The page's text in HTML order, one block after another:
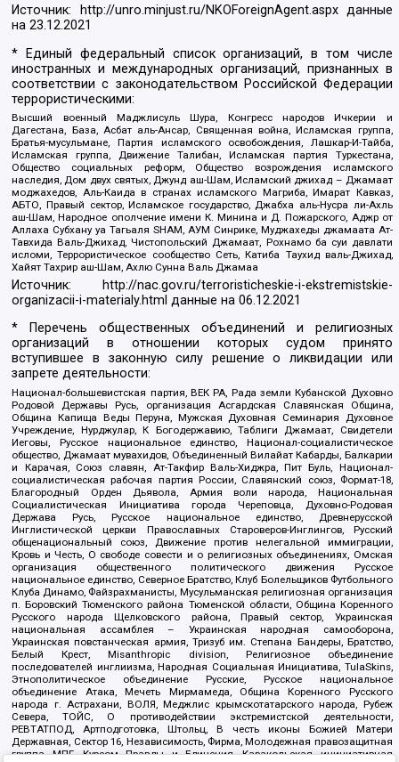
Источник: http://unro.minjust.ru/NKOForeignAgent.aspxданные
на23.12.2021
* Единый федеральный список организаций, в том числе
иностранных и международных организаций, признанных в
соответствии с законодательством Российской Федерации
террористическими:
Высший военный Маджлисуль Шура, Конгресс народов Ичкерии и
Дагестана, База, Асбат аль-Ансар, Священная война, Исламская группа,
Братья-мусульмане, Партия исламского освобождения, Лашкар-И-Тайба,
Исламская группа, Движение Талибан, Исламская партия Туркестана,
Общество социальных реформ, Общество возрождения исламского
наследия, Дом двух святых, Джунд аш-Шам, Исламский джихад – Джамаат
моджахедов, Аль-Каида в странах исламского Магриба, Имарат Кавказ,
АБТО, Правый сектор, Исламское государство, Джабха аль-Нусра ли-Ахль
аш-Шам, Народное ополчение имени К. Минина и Д. Пожарского, Аджр от
Аллаха Субхану уа Тагьаля SHAM, АУМ Синрике, Муджахеды джамаата Ат-
Тавхида Валь-Джихад, Чистопольский Джамаат, Рохнамо ба суи давлати
исломи, Террористическое сообщество Сеть, Катиба Таухид валь-Джихад,
Хайят Тахрир аш-Шам, Ахлю Сунна Валь Джамаа
Источник:
http://nac.gov.ru/terroristicheskie-i-ekstremistskie-
organizacii-i-materialy.html данные на06.12.2021
* Перечень общественных объединений и религиозных
организаций в отношении которых судом принято
вступившее в законную силу решение о ликвидации или
запрете деятельности:
Национал-большевистская партия, ВЕК РА, Рада земли Кубанской Духовно
Родовой Державы Русь, организация Асгардская Славянская Община,
Община Капища Веды Перуна, Мужская Духовная Семинария Духовное
Учреждение, Нурджулар, К Богодержавию, Таблиги Джамаат, Свидетели
Иеговы, Русское национальное единство, Национал-социалистическое
общество, Джамаат мувахидов, Объединенный Вилайат Кабарды, Балкарии
и Карачая, Союз славян, Ат-Такфир Валь-Хиджра, Пит Буль, Национал-
социалистическая рабочая партия России, Славянский союз, Формат-18,
Благородный Орден Дьявола, Армия воли народа, Национальная
Социалистическая Инициатива города Череповца, Духовно-Родовая
Держава Русь, Русское национальное единство, Древнерусской
Инглистической церкви Православных Староверов-Инглингов, Русский
общенациональный союз, Движение против нелегальной иммиграции,
Кровь и Честь, О свободе совести и о религиозных объединениях, Омская
организация общественного политического движения Русское
национальное единство, Северное Братство, Клуб Болельщиков Футбольного
Клуба Динамо, Файзрахманисты, Мусульманская религиозная организация
п. Боровский Тюменского района Тюменской области, Община Коренного
Русского народа Щелковского района, Правый сектор, Украинская
национальная ассамблея – Украинская народная самооборона,
Украинская повстанческая армия, Тризуб им. Степана Бандеры, Братство,
Белый Крест, Misanthropic division, Религиозное объединение
последователей инглиизма, Народная Социальная Инициатива, TulaSkins,
Этнополитическое объединение Русские, Русское национальное
объединение Атака, Мечеть Мирмамеда, Община Коренного Русского
народа г. Астрахани, ВОЛЯ, Меджлис крымскотатарского народа, Рубеж
Севера, ТОЙС, О противодействии экстремистской деятельности,
РЕВТАТПОД, Артподготовка, Штольц, В честь иконы Божией Матери
Державная, Сектор 16, Независимость, Фирма, Молодежная правозащитная
группа МПГ, Курсом Правды и Единения, Каракольская инициативная